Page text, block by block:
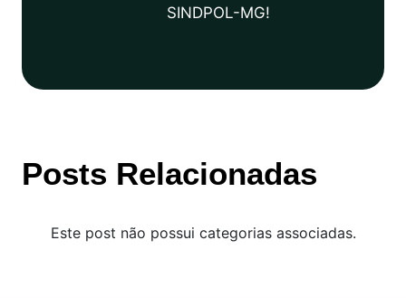
SINDPOL-MG!
Posts Relacionadas
Este post não possui categorias associadas.